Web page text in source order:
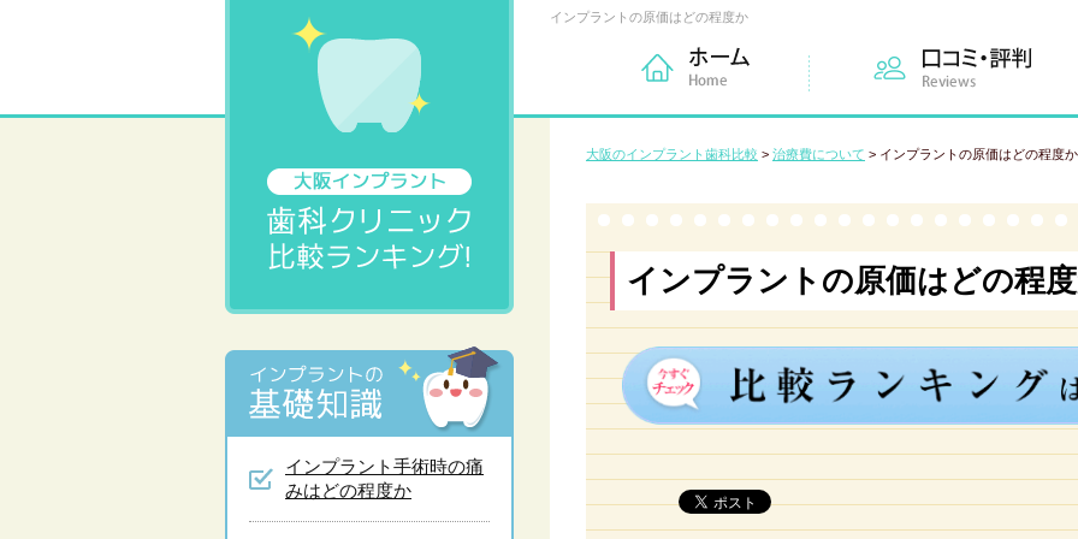
インプラントの原価はどの程度か
大阪のインプラント歯科比較 > 治療費について > インプラントの原価はどの程度か
インプラントの原価はどの程
インプラント手術時の痛
みはどの程度か